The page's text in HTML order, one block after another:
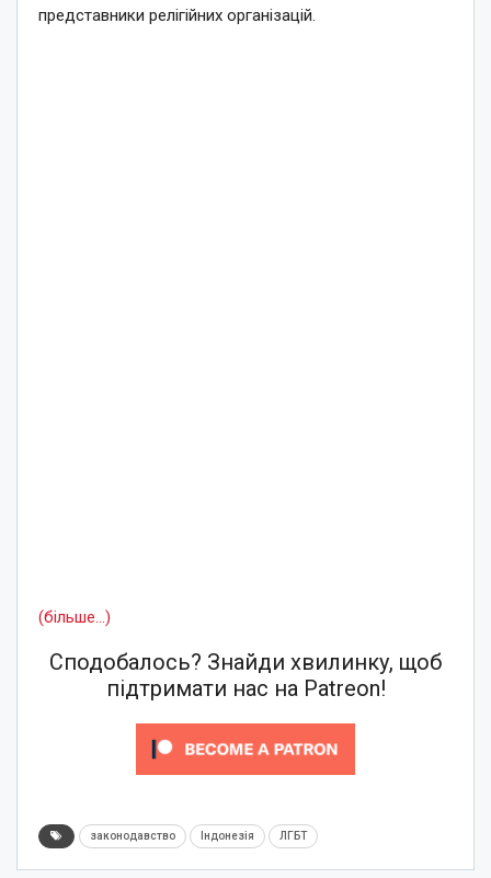
представники релігійних організацій.
(більше…)
Сподобалось? Знайди хвилинку, щоб
підтримати нас на Patreon!
законодавство Індонезія ЛГБТ